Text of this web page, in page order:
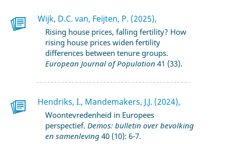
Wijk, D.C. van, Feijten, P. (2025),
Rising house prices, falling fertility? How
rising house prices widen fertility
differences between tenure groups.
European Journal of Population 41 (33).
Hendriks, I., Mandemakers, J.J. (2024),
Woontevredenheid in Europees
perspectief. Demos: bulletin over bevolking
en samenleving 40 (10): 6-7.